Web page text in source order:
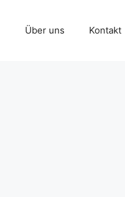
Über uns Kontakt